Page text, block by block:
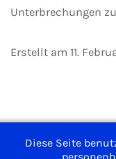
Unterbrechungen
Erstellt am 11.
Diese Seite